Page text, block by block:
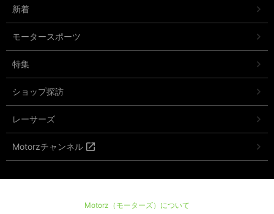
新着
モータースポーツ
特集
ショップ探訪
レーサーズ
Motorzチャンネル
Motorz（モーターズ）について